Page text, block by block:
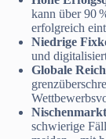
kann über 90
erfolgreich
Niedrige
und
Globale
schwierige